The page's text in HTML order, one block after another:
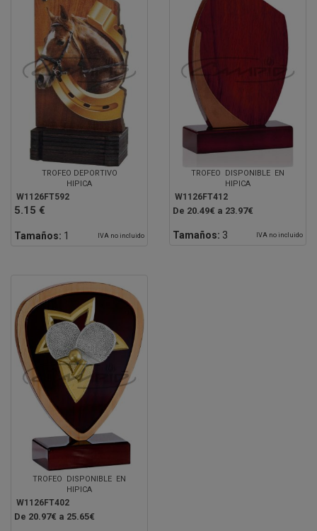
TROFEO DEPORTIVO
HIPICA
W1126FT592
5.15 €
Tamaños: 1 IVA no incluido
TROFEO DISPONIBLE EN
HIPICA
W1126FT412
De 20.49€ a 23.97€
Tamaños: 3 IVA no incluido
TROFEO DISPONIBLE EN
HIPICA
W1126FT402
De 20.97€ a 25.65€